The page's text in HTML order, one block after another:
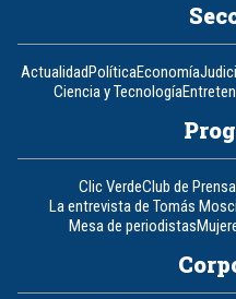
ActualidadPolíticaEconomía
Ciencia y Tecnología
Clic VerdeClub de Prensa
La entrevista de Tomás
Mesa de periodistas